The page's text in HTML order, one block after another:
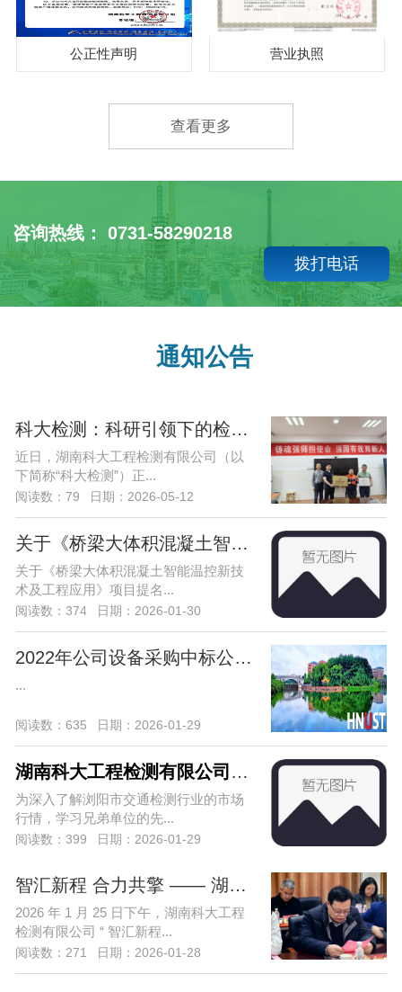
公正性声明 营业执照
查看更多
咨询热线： 0731-58290218
拨打电话
通知公告
科大检测：科研引领下的检测——湖南科
近日，湖南科大工程检测有限公司（以
下简称“科大检测”）正...
阅读数：79 日期：2026-05-12
关于《桥梁大体积混凝土智能温控新技术
关于《桥梁大体积混凝土智能温控新技
术及工程应用》项目提名...
阅读数：374 日期：2026-01-30
2022年公司设备采购中标公告（项目编号：
...
阅读数：635 日期：2026-01-29
湖南科大工程检测有限公司赴浏阳市宏达
为深入了解浏阳市交通检测行业的市场
行情，学习兄弟单位的先...
阅读数：399 日期：2026-01-29
智汇新程 合力共擎 —— 湖南科大工程检
2026 年 1 月 25 日下午，湖南科大工程
检测有限公司 “ 智汇新程...
阅读数：271 日期：2026-01-28